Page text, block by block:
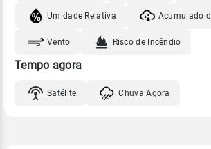
Umidade Relativa Acumulado
Vento Risco de Incêndio
Tempo agora
Satélite Chuva Agora